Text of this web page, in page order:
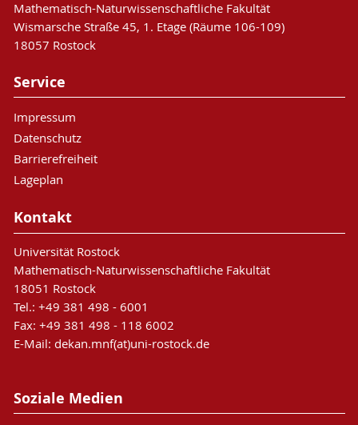
Mathematisch-Naturwissenschaftliche Fakultät
Wismarsche Straße 45, 1. Etage (Räume 106-109)
18057 Rostock
Service
Impressum
Datenschutz
Barrierefreiheit
Lageplan
Kontakt
Universität Rostock
Mathematisch-Naturwissenschaftliche Fakultät
18051 Rostock
Tel.: +49 381 498 - 6001
Fax: +49 381 498 - 118 6002
E-Mail: dekan.mnf(at)uni-rostock.de
Soziale Medien